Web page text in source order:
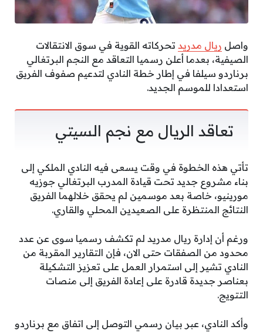
واصل ريال مدريد تحركاته القوية في سوق الانتقالات
الصيفية، بعدما أعلن رسميا التعاقد مع النجم البرتغالي
برناردو سيلفا في إطار خطة النادي لتدعيم صفوف الفريق
استعدادا للموسم الجديد.
تعاقد الريال مع نجم السيتي
تأتي هذه الخطوة في وقت يسعى فيه النادي الملكي إلى
بناء مشروع جديد تحت قيادة المدرب البرتغالي جوزيه
مورينيو، خاصة بعد موسمين لم يحقق خلالهما الفريق
النتائج المنتظرة على الصعيدين المحلي والقاري.
ورغم أن إدارة ريال مدريد لم تكشف رسميا سوى عن عدد
محدود من الصفقات حتى الان، فإن التقارير المقربة من
النادي تشير إلى استمرار العمل على تعزيز التشكيلة
بعناصر جديدة قادرة على إعادة الفريق إلى منصات
التتويج.
وأكد النادي، عبر بيان رسمي التوصل إلى اتفاق مع برناردو